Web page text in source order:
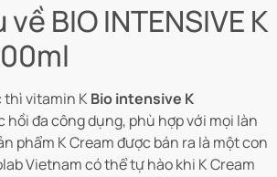
BIO INTENSIVE K
thì vitamin K Bio intensive K
hồi đa công dụng, phù hợp với mọi làn
phẩm K Cream được bán ra là một con
Vietnam có thể tự hào khi K Cream